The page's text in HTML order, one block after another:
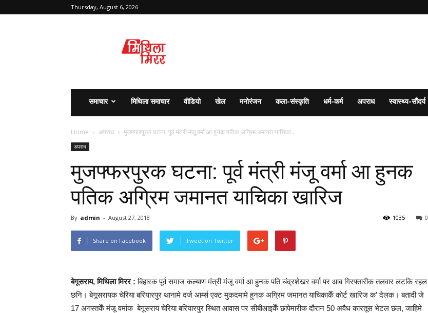
Thursday, August 6, 2026
समाचार मिथिला समाचार वीडियो खेल मनोरंजन कला-संस्कृति धर्म-कर्म अपराध स्वास्थ्य-सौंदर्य
Home अपराध मुजफ्फरपुरक घटना: पूर्व मंत्री मंजू वर्मा आ हुनक पतिक अग्रिम जमानत याचिका...
अपराध
मुजफ्फरपुरक घटना: पूर्व मंत्री मंजू वर्मा आ हुनक
पतिक अग्रिम जमानत याचिका खारिज
By admin - August 27, 2018 0
1035
Share on Facebook Tweet on Twitter
बेगूसराय, मिथिला मिरर : बिहारक पूर्व समाज कल्याण मंत्री मंजू वर्मा आ हुनक पति चंद्रशेखर वर्मा पर आब गिरफ्तारीक तलवार लटकि रहल
छनि। बेगूसरायक चेरिया बरियारपुर थानामे दर्ज आर्म्स एक्ट मुकदमामे हुनक अग्रिम जमानत याचिकाकेँ कोर्ट खारिज क’ देलक। बतादी जे
17 अगस्तकेँ मंजू वर्माक बेगूसराय चेरिया बरियारपुर स्थित आवास पर सीबीआइकेँ छापेमारीक दौरान 50 अवैध कारतूस भेटल छल, जाहिमे